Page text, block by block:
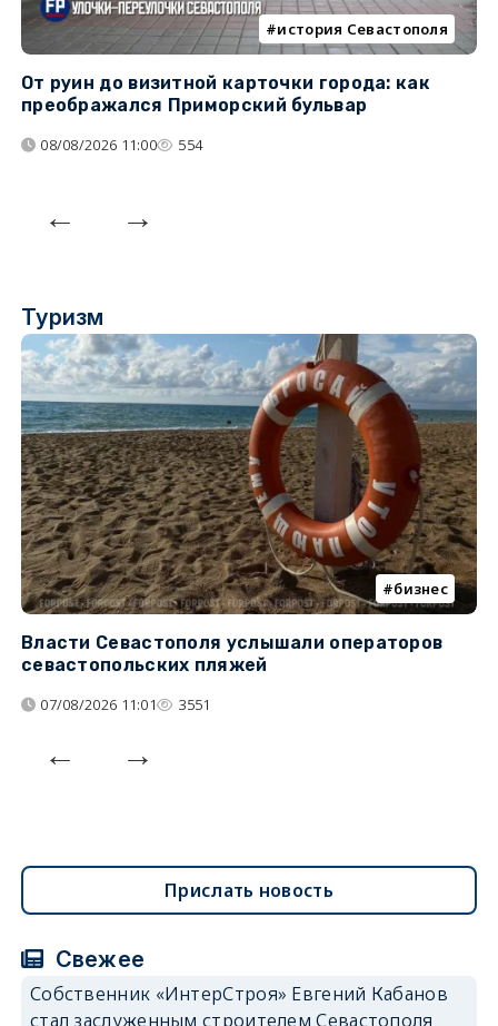
история Севастополя
От руин до визитной карточки города: как
преображался Приморский бульвар
08/08/2026 11:00 554
Туризм
бизнес
Власти Севастополя услышали операторов
севастопольских пляжей
07/08/2026 11:01 3551
Прислать новость
Свежее
Собственник «ИнтерСтроя» Евгений Кабанов
стал заслуженным строителем Севастополя